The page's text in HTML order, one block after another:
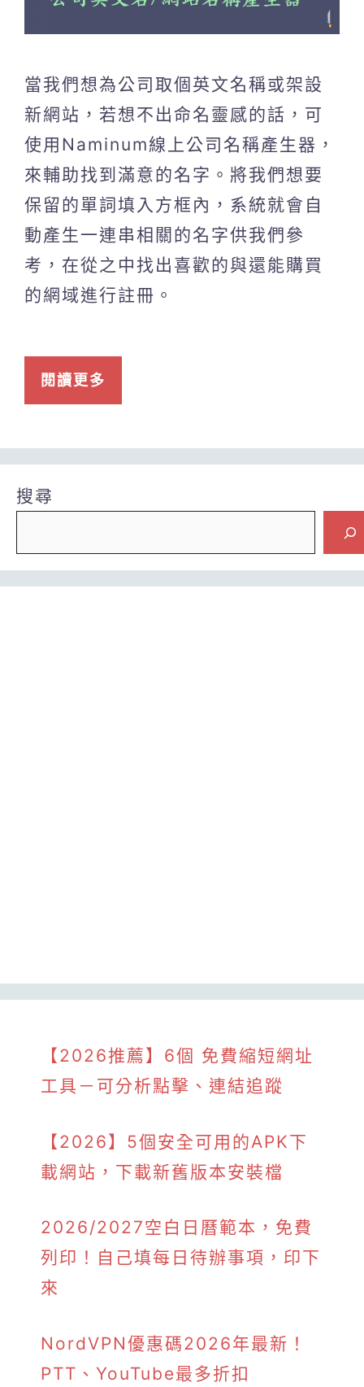
當我們想為公司取個英文名稱或架設
新網站，若想不出命名靈感的話，可
使用Naminum線上公司名稱產生器，
來輔助找到滿意的名字。將我們想要
保留的單詞填入方框內，系統就會自
動產生一連串相關的名字供我們參
考，在從之中找出喜歡的與還能購買
的網域進行註冊。
閱讀更多
搜尋
【2026推薦】6個 免費縮短網址
工具－可分析點擊、連結追蹤
【2026】5個安全可用的APK下
載網站，下載新舊版本安裝檔
2026/2027空白日曆範本，免費
列印！自己填每日待辦事項，印下
來
NordVPN優惠碼2026年最新！
PTT、YouTube最多折扣